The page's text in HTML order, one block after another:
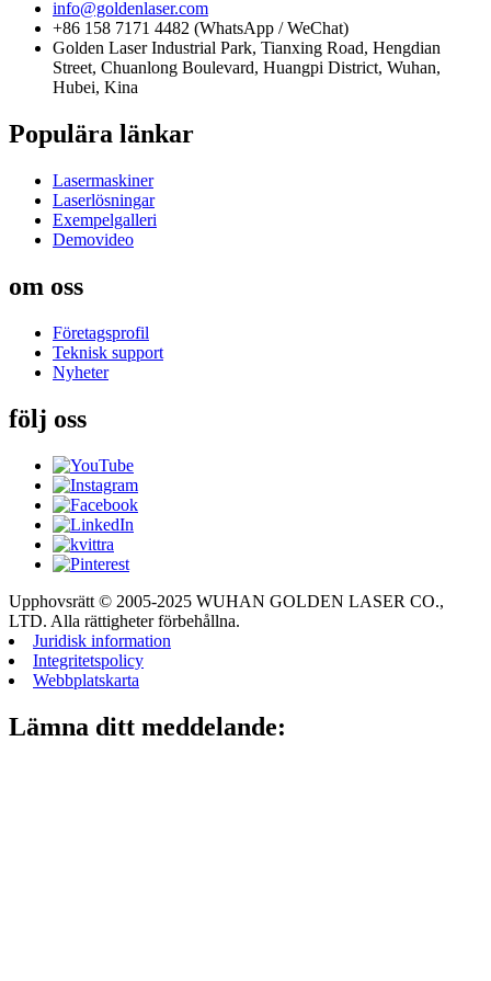
info@goldenlaser.com
+86 158 7171 4482 (WhatsApp / WeChat)
Golden Laser Industrial Park, Tianxing Road, Hengdian
Street, Chuanlong Boulevard, Huangpi District, Wuhan,
Hubei, Kina
Populära länkar
Lasermaskiner
Laserlösningar
Exempelgalleri
Demovideo
om oss
Företagsprofil
Teknisk support
Nyheter
följ oss
Upphovsrätt © 2005-2025 WUHAN GOLDEN LASER CO.,
LTD. Alla rättigheter förbehållna.
Juridisk information
Integritetspolicy
Webbplatskarta
Lämna ditt meddelande: